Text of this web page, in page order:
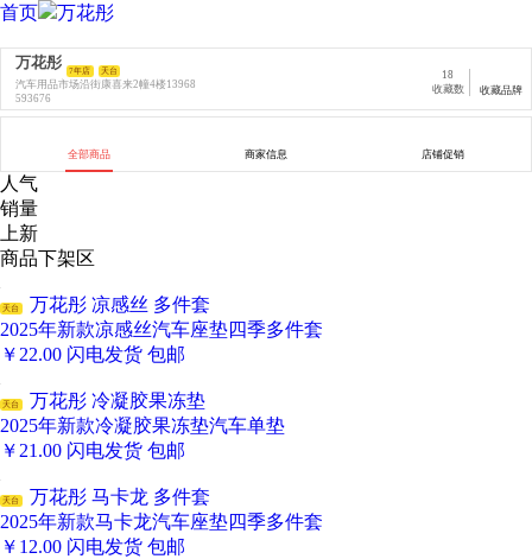
首页 万花彤
万花彤 7年店 天台
汽车用品市场沿街康喜来2幢4楼13968
593676
收藏品牌
18
收藏数
全部商品 商家信息 店铺促销
人气
销量
上新
商品下架区
天台
万花彤 凉感丝 多件套
2025年新款凉感丝汽车座垫四季多件套
￥ 22.00 闪电发货 包邮
天台
万花彤 冷凝胶果冻垫
2025年新款冷凝胶果冻垫汽车单垫
￥ 21.00 闪电发货 包邮
天台
万花彤 马卡龙 多件套
2025年新款马卡龙汽车座垫四季多件套
￥ 12.00 闪电发货 包邮